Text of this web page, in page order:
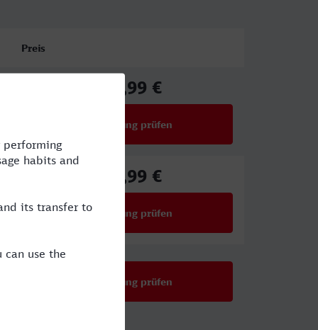
Preis
44,99 €
Verbindung prüfen
48,99 €
Verbindung prüfen
Verbindung prüfen